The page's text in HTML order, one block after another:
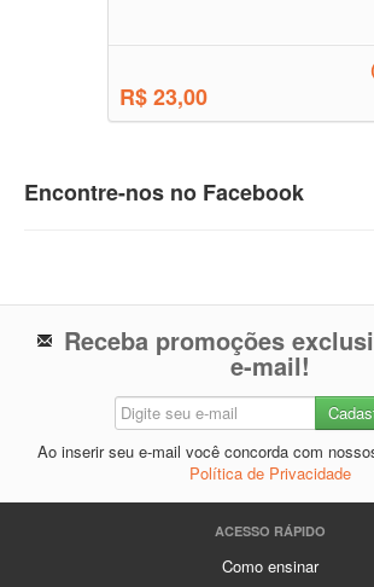
R$ 23,00
Encontre-nos no Facebook
Receba promoções
e-mail!
Ao inserir seu e-mail você concorda com
Política de Privacidade
ACESSO RÁPIDO
Como ensinar